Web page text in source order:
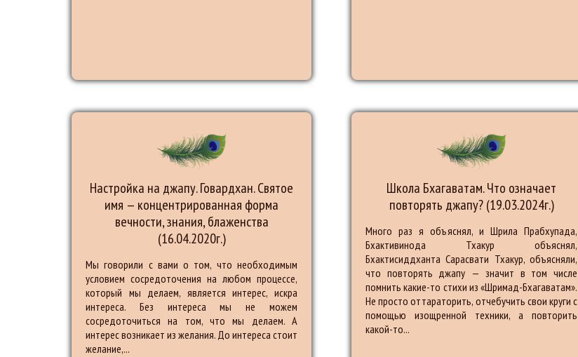
Настройка на джапу. Говардхан. Святое
имя — концентрированная форма
вечности, знания, блаженства
(16.04.2020г.)
Мы говорили с вами о том, что необходимым
условием сосредоточения на любом процессе,
который мы делаем, является интерес, искра
интереса. Без интереса мы не можем
сосредоточиться на том, что мы делаем. А
интерес возникает из желания. До интереса стоит
желание,...
Школа Бхагаватам. Что означает
повторять джапу? (19.03.2024г.)
Много раз я объяснял, и Шрила Прабхупада,
Бхактивинода Тхакур объяснял,
Бхактисиддханта Сарасвати Тхакур, объясняли,
что повторять джапу — значит в том числе
помнить какие-то стихи из «Шримад-Бхагаватам».
Не просто оттараторить, отчебучить свои круги с
помощью изощренной техники, а повторить
какой-то...